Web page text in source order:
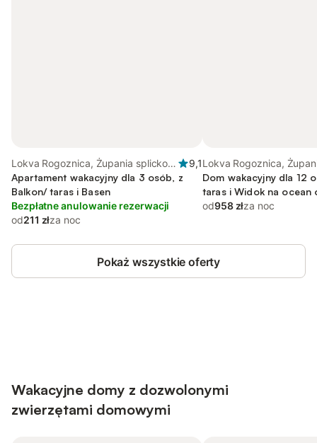
Lokva Rogoznica, Żupania splicko-
dalmatyńska
9,1
Apartament wakacyjny dla 3 osób, z
Balkon/ taras i Basen
Bezpłatne anulowanie rezerwacji
od211 złza noc
Lokva Rogoznica,
splicko-dalmatyńska
Dom wakacyjny dla 12
taras i Widok na ocean
Basen
od958 złza noc
Pokaż wszystkie oferty
Wakacyjne domy z dozwolonymi
zwierzętami domowymi